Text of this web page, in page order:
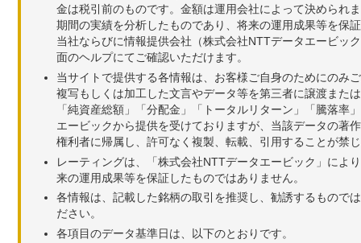
金は税引前のものです。金額は運用会社によって決められ
期間の実績を分析したものであり、将来の運用成果等を保
当社ならびに情報提供会社（株式会社NTTデータエービッ
面のヘルプにてご確認いただけます。
当サイトで提供する各情報は、お客様ご自身のためにのみ
複写もしくは加工した文言やデータ等を第三者に譲渡また
「純資産総額」「分配金」「トータルリターン」「騰落
エービックから提供を受けておりますが、当該データの著
権利者に帰属し、許可なく複製、転載、引用することが禁
レーティングは、「株式会社NTTデータエービック」によ
来の運用成果等を保証したものではありません。
各情報は、記載した銘柄の取引を推奨し、勧誘するもので
ださい。
各項目のデータ基準日は、以下のとおりです。